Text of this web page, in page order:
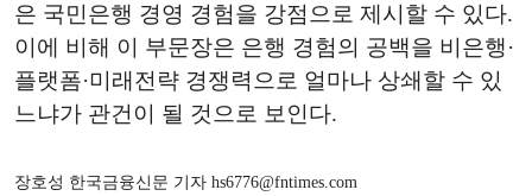
은 국민은행 경영 경험을 강점으로 제시할 수 있다.
이에 비해 이 부문장은 은행 경험의 공백을 비은행·
플랫폼·미래전략 경쟁력으로 얼마나 상쇄할 수 있
느냐가 관건이 될 것으로 보인다.
장호성 한국금융신문 기자 hs6776@fntimes.com